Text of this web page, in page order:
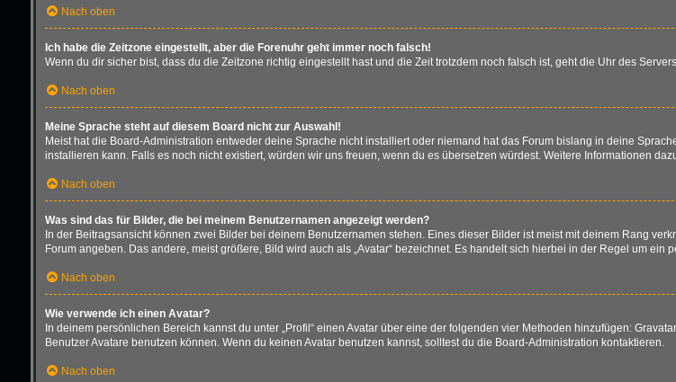
Nach oben
Ich habe die Zeitzone eingestellt, aber die Forenuhr geht immer noch falsch!
Wenn du dir sicher bist, dass du die Zeitzone richtig eingestellt hast und die Zeit trotzdem noch falsch ist, geht die Uhr des
Nach oben
Meine Sprache steht auf diesem Board nicht zur Auswahl!
Meist hat die Board-Administration entweder deine Sprache nicht installiert oder niemand hat das Forum bislang in deine
installieren kann. Falls es noch nicht existiert, würden wir uns freuen, wenn du es übersetzen würdest. Weitere Informationen
Nach oben
Was sind das für Bilder, die bei meinem Benutzernamen angezeigt werden?
In der Beitragsansicht können zwei Bilder bei deinem Benutzernamen stehen. Eines dieser Bilder ist meist mit deinem Rang
Forum angeben. Das andere, meist größere, Bild wird auch als „Avatar“ bezeichnet. Es handelt sich hierbei in der Regel um ein
Nach oben
Wie verwende ich einen Avatar?
In deinem persönlichen Bereich kannst du unter „Profil“ einen Avatar über eine der folgenden vier Methoden hinzufügen:
Benutzer Avatare benutzen können. Wenn du keinen Avatar benutzen kannst, solltest du die Board-Administration kontaktieren.
Nach oben